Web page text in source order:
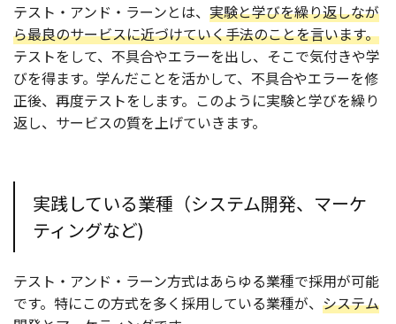
テスト・アンド・ラーンとは、 実験と学びを繰り返しなが
ら最良のサービスに近づけていく手法のことを言います。
テストをして、不具合やエラーを出し、そこで気付きや学
びを得ます。学んだことを活かして、不具合やエラーを修
正後、再度テストをします。このように実験と学びを繰り
返し、サービスの質を上げていきます。
実践している業種（システム開発、マーケ
ティングなど)
テスト・アンド・ラーン方式はあらゆる業種で採用が可能
です。特にこの方式を多く採用している業種が、 システム